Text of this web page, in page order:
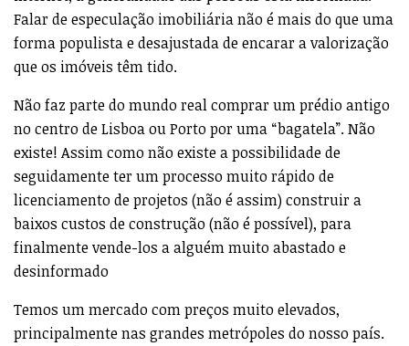
Falar de especulação imobiliária não é mais do que uma
forma populista e desajustada de encarar a valorização
que os imóveis têm tido.
Não faz parte do mundo real comprar um prédio antigo
no centro de Lisboa ou Porto por uma “bagatela”. Não
existe! Assim como não existe a possibilidade de
seguidamente ter um processo muito rápido de
licenciamento de projetos (não é assim) construir a
baixos custos de construção (não é possível), para
finalmente vende-los a alguém muito abastado e
desinformado
Temos um mercado com preços muito elevados,
principalmente nas grandes metrópoles do nosso país.